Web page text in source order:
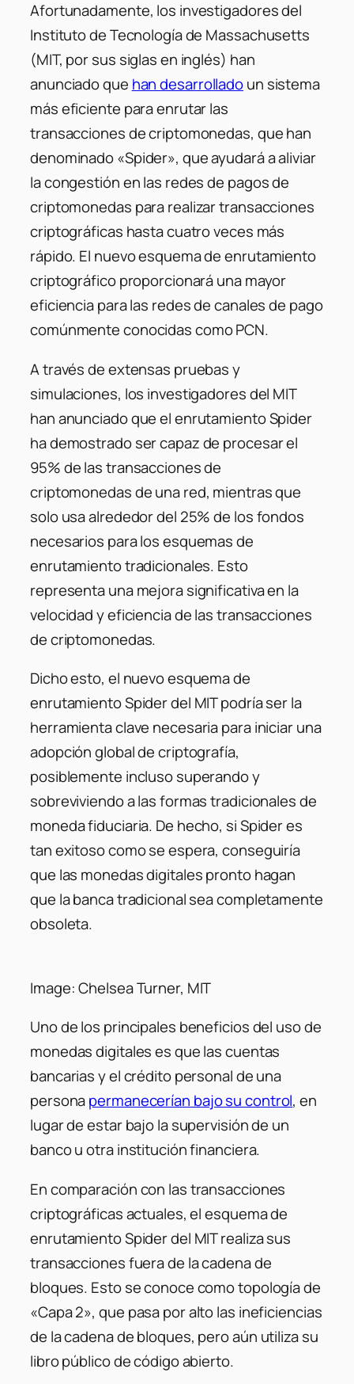
Afortunadamente, los investigadores del
Instituto de Tecnología de Massachusetts
(MIT, por sus siglas en inglés) han
anunciado que han desarrolladoun sistema
más eficiente para enrutar las
transacciones de criptomonedas, que han
denominado «Spider», que ayudará a aliviar
la congestión en las redes de pagos de
criptomonedas para realizar transacciones
criptográficas hasta cuatro veces más
rápido. El nuevo esquema de enrutamiento
criptográfico proporcionará una mayor
eficiencia para las redes de canales de pago
comúnmente conocidas como PCN.
A través de extensas pruebas y
simulaciones, los investigadores del MIT
han anunciado que el enrutamiento Spider
ha demostrado ser capaz de procesar el
95% de las transacciones de
criptomonedas de una red, mientras que
solo usa alrededor del 25% de los fondos
necesarios para los esquemas de
enrutamiento tradicionales. Esto
representa una mejora significativa en la
velocidad y eficiencia de las transacciones
de criptomonedas.
Dicho esto, el nuevo esquema de
enrutamiento Spider del MIT podría ser la
herramienta clave necesaria para iniciar una
adopción global de criptografía,
posiblemente incluso superando y
sobreviviendo a las formas tradicionales de
moneda fiduciaria. De hecho, si Spider es
tan exitoso como se espera, conseguiría
que las monedas digitales pronto hagan
que la banca tradicional sea completamente
obsoleta.
Image: Chelsea Turner, MIT
Uno de los principales beneficios del uso de
monedas digitales es que las cuentas
bancarias y el crédito personal de una
personapermanecerían bajo su control, en
lugar de estar bajo la supervisión de un
banco u otra institución financiera.
En comparación con las transacciones
criptográficas actuales, el esquema de
enrutamiento Spider del MIT realiza sus
transacciones fuera de la cadena de
bloques. Esto se conoce como topología de
«Capa 2», que pasa por alto las ineficiencias
de la cadena de bloques, pero aún utiliza su
libro público de código abierto.